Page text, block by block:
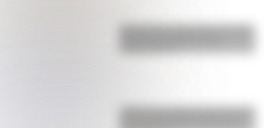
Buenos Aires al principio del siglo
¿Sabías que Argentina tuvo la torre